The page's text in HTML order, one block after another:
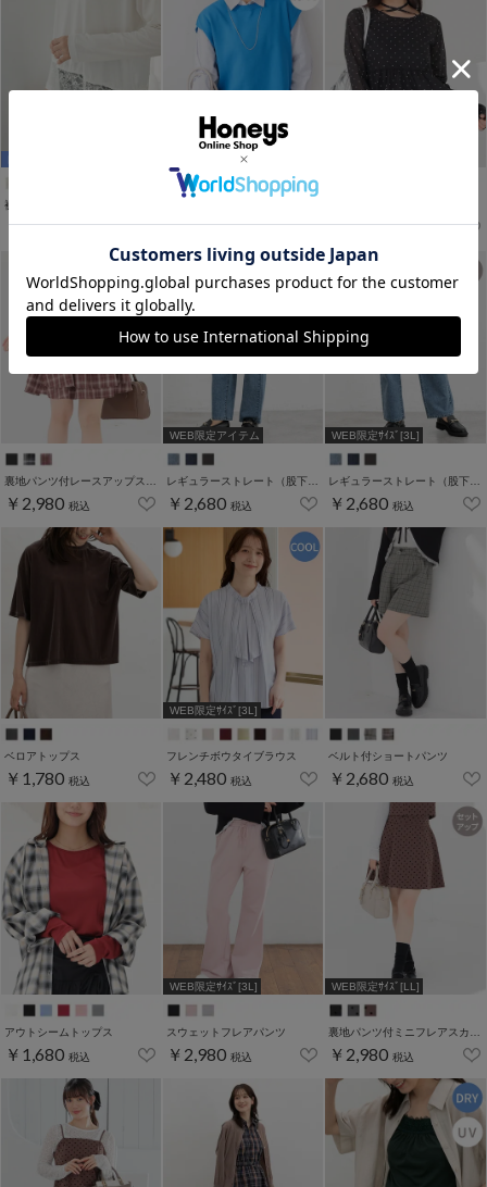
裾レースＴシャツ
￥2,280 税込 ￥3,980 税込 ￥2,280 税込
￥2,980 税込
WEB限定アイテム
￥2,680 税込
WEB限定ｻｲｽﾞ[3L]
￥2,680 税込
ベロアトップス
￥1,780 税込
WEB限定ｻｲｽﾞ[3L]
フレンチボウタイブラウス
￥2,480 税込
ベルト付ショートパンツ
￥2,680 税込
アウトシームトップス
￥1,680 税込
WEB限定ｻｲｽﾞ[3L]
スウェットフレアパンツ
￥2,980 税込
WEB限定ｻｲｽﾞ[LL]
￥2,980 税込